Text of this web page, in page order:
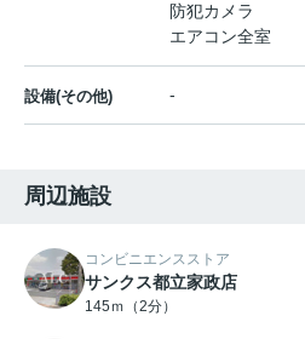
防犯カメラ
エアコン全室
設備(その他) -
周辺施設
コンビニエンスストア
サンクス都立家政店
145ｍ（2分）